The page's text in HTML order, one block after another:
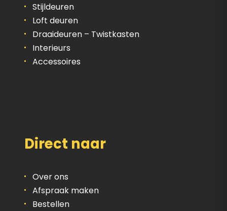
Stijldeuren
Loft deuren
Draaideuren – Twistkasten
Interieurs
Accessoires
Direct naar
Over ons
Afspraak maken
Bestellen